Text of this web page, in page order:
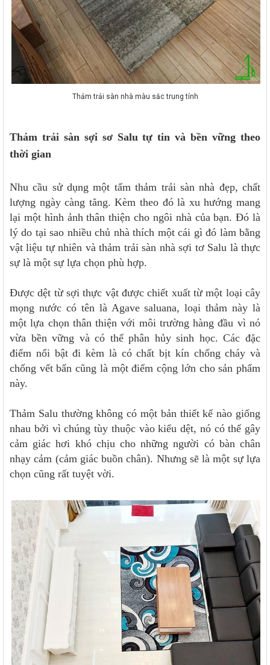
Thảm trải sàn nhà màu sắc trung tính
Thảm trải sàn sợi sơ Salu tự tin và bền vững theo
thời gian
Nhu cầu sử dụng một tấm thảm trải sàn nhà đẹp, chất
lượng ngày càng tăng. Kèm theo đó là xu hướng mang
lại một hình ảnh thân thiện cho ngôi nhà của bạn. Đó là
lý do tại sao nhiều chủ nhà thích một cái gì đó làm bằng
vật liệu tự nhiên và thảm trải sàn nhà sợi tơ Salu là thực
sự là một sự lựa chọn phù hợp.
Được dệt từ sợi thực vật được chiết xuất từ ​​một loại cây
mọng nước có tên là Agave saluana, loại thảm này là
một lựa chọn thân thiện với môi trường hàng đầu vì nó
vừa bền vững và có thể phân hủy sinh học. Các đặc
điểm nổi bật đi kèm là có chất bịt kín chống cháy và
chống vết bẩn cũng là một điểm cộng lớn cho sản phẩm
này.
Thảm Salu thường không có một bản thiết kế nào giống
nhau bởi vì chúng tùy thuộc vào kiểu dệt, nó có thể gây
cảm giác hơi khó chịu cho những người có bàn chân
nhạy cảm (cảm giác buồn chân). Nhưng sẽ là một sự lựa
chọn cũng rất tuyệt vời.